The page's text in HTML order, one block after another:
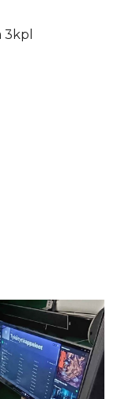
3kpl